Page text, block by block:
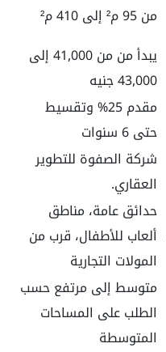
من 95 م² إلى 410 م²
يبدأ من من 41,000 إلى
43,000 جنيه
مقدم 25% وتقسيط
حتى 6 سنوات
شركة الصفوة للتطوير
العقاري.
حدائق عامة، مناطق
ألعاب للأطفال، قرب من
المولات التجارية
متوسط إلى مرتفع حسب
الطلب على المساحات
المتوسطة